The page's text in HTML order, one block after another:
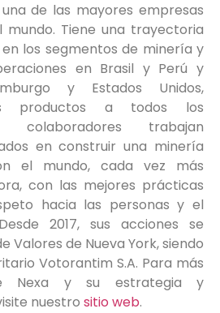
de las mayores empresas
mundo. Tiene una trayectoria
los segmentos de minería y
en Brasil y Perú y
y Estados Unidos,
productos a todos los
colaboradores trabajan
en construir una minería
el mundo, cada vez más
con las mejores prácticas
hacia las personas y el
2017, sus acciones se
Valores de Nueva York, siendo
Votorantim S.A. Para más
Nexa y su estrategia y
nuestro sitio web.